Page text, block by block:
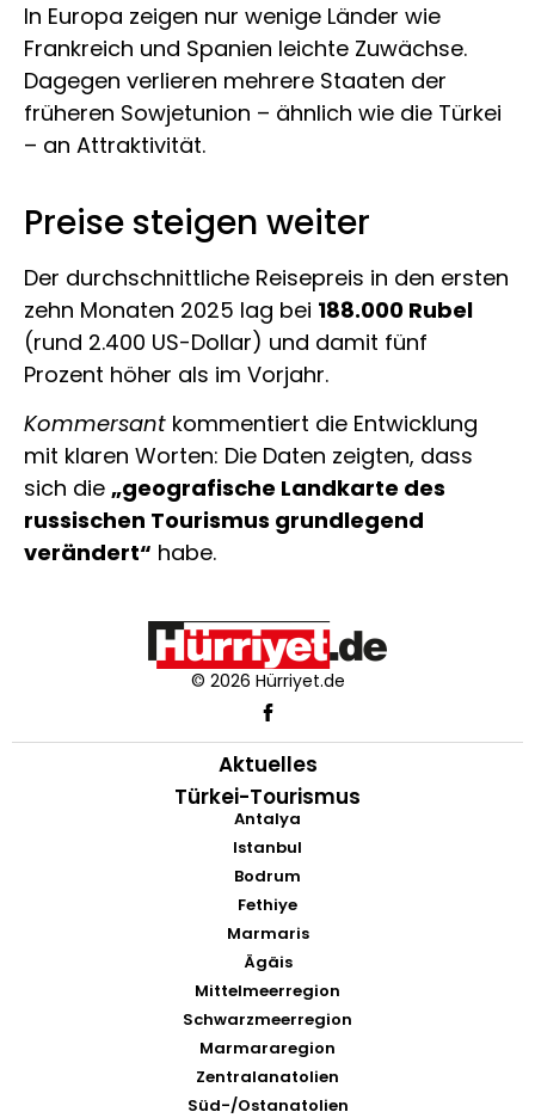
In Europa zeigen nur wenige Länder wie
Frankreich und Spanien leichte Zuwächse.
Dagegen verlieren mehrere Staaten der
früheren Sowjetunion – ähnlich wie die Türkei
– an Attraktivität.
Preise steigen weiter
Der durchschnittliche Reisepreis in den ersten
zehn Monaten 2025 lag bei 188.000 Rubel
(rund 2.400 US-Dollar) und damit fünf
Prozent höher als im Vorjahr.
Kommersant kommentiert die Entwicklung
mit klaren Worten: Die Daten zeigten, dass
sich die „geografische Landkarte des
russischen Tourismus grundlegend
verändert“ habe.
© 2026 Hürriyet.de
Aktuelles
Türkei-Tourismus
Antalya
Istanbul
Bodrum
Fethiye
Marmaris
Ägäis
Mittelmeerregion
Schwarzmeerregion
Marmararegion
Zentralanatolien
Süd-/Ostanatolien